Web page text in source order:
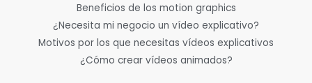
Beneficios de los motion graphics
¿Necesita mi negocio un vídeo explicativo?
Motivos por los que necesitas vídeos explicativos
¿Cómo crear vídeos animados?